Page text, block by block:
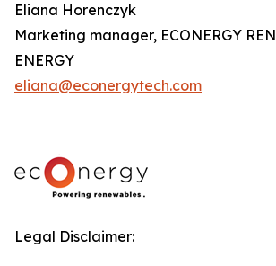
Eliana Horenczyk
Marketing manager, ECONERGY
ENERGY
eliana@econergytech.com
Legal Disclaimer: